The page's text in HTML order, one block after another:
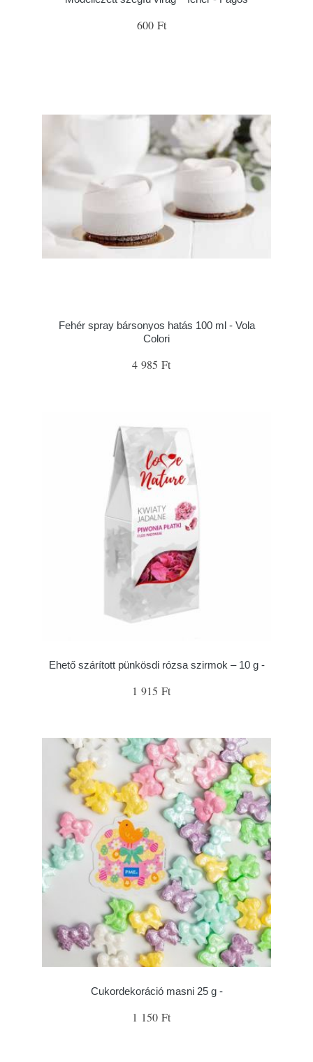
600 Ft
Fehér spray bársonyos hatás 100 ml - Vola
Colori
4 985 Ft
Ehető szárított pünkösdi rózsa szirmok – 10 g -
1 915 Ft
Cukordekoráció masni 25 g -
1 150 Ft